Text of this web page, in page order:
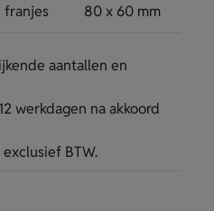
franjes 80 x 60 mm
aantallen en
werkdagen na akkoord
BTW.